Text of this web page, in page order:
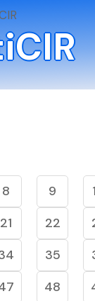
8 9
21 22
35
48